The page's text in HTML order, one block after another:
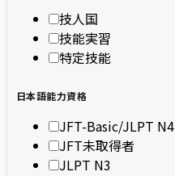
技人国
技能実習
特定技能
日本語能力資格
JFT-Basic/JLPT N4
JFT未取得者
JLPT N3